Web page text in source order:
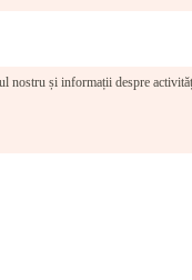
nostru și informații despre